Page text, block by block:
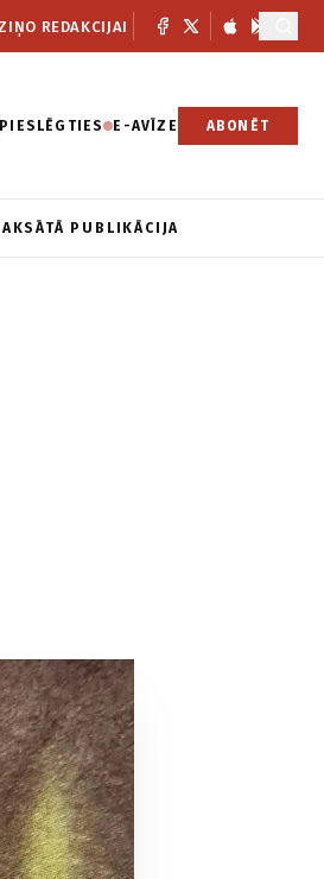
REDAKCIJAI
PIESLĒGTIES E-AVĪZE ABONĒT
PUBLIKĀCIJA